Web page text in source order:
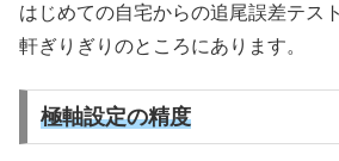
はじめての自宅からの追尾誤差テス
軒ぎりぎりのところにあります。
極軸設定の精度